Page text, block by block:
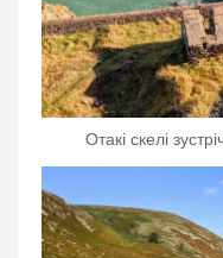
Отакі скелі